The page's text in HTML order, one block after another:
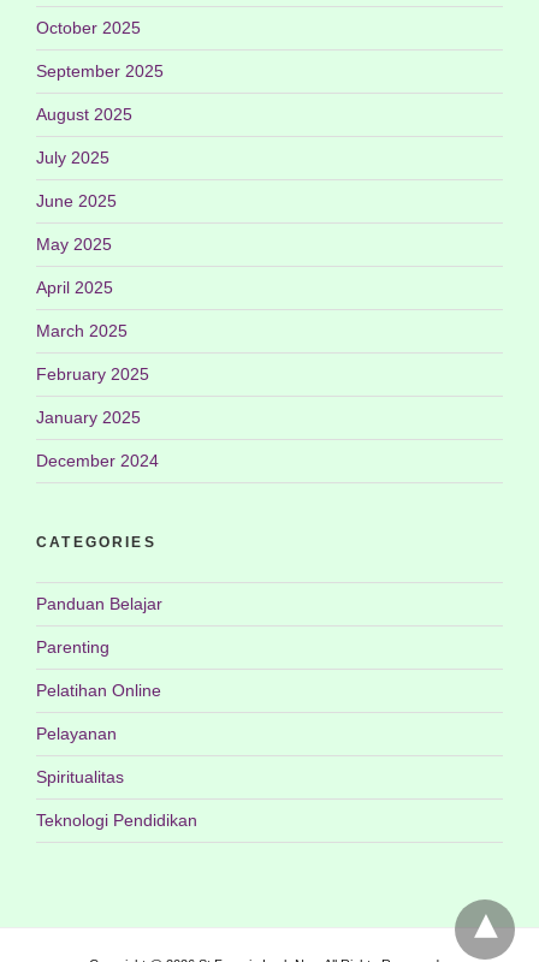
October 2025
September 2025
August 2025
July 2025
June 2025
May 2025
April 2025
March 2025
February 2025
January 2025
December 2024
CATEGORIES
Panduan Belajar
Parenting
Pelatihan Online
Pelayanan
Spiritualitas
Teknologi Pendidikan